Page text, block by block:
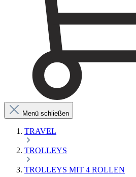
Menü schließen
TRAVEL
TROLLEYS
TROLLEYS MIT 4 ROLLEN